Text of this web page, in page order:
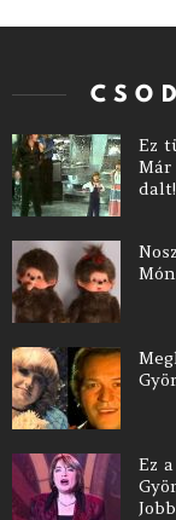
Ez
Már
dalt!
Ez